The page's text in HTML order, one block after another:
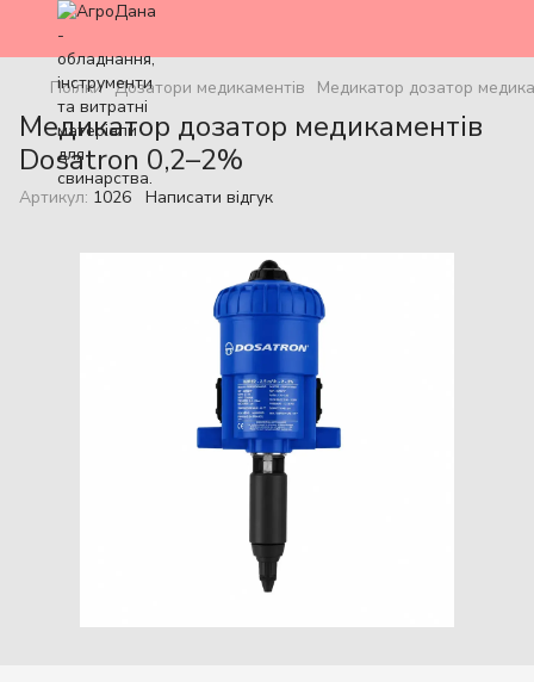
Поїлки Дозатори медикаментів Медикатор дозатор
Медикатор дозатор медикаментів
Dosatron 0,2–2%
Артикул: 1026 Написати відгук